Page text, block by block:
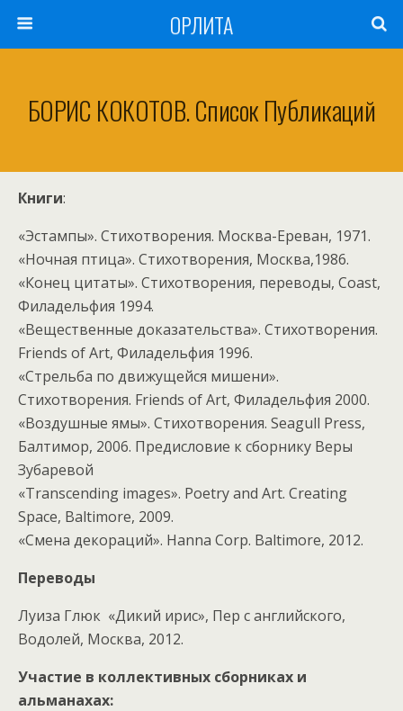
ОРЛИТА
БОРИС КОКОТОВ. Список Публикаций
Книги:
«Эстампы». Стихотворения. Москва-Ереван, 1971.
«Ночная птица». Стихотворения, Москва,1986.
«Конец цитаты». Стихотворения, переводы, Coast,
Филадельфия 1994.
«Вещественные доказательства». Стихотворения.
Friends of Art, Филадельфия 1996.
«Стрельба по движущейся мишени».
Стихотворения. Friends of Art, Филадельфия 2000.
«Воздушные ямы». Стихотворения. Seagull Press,
Балтимор, 2006. Предисловие к сборнику Веры
Зубаревой
«Transcending images». Poetry and Art. Creating
Space, Baltimore, 2009.
«Смена декораций». Hanna Corp. Baltimore, 2012.
Переводы
Луиза Глюк «Дикий ирис», Пер с английского,
Водолей, Москва, 2012.
Участие в коллективных сборниках и
альманахах: